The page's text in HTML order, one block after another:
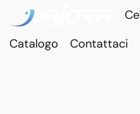
Catalogo Contattaci